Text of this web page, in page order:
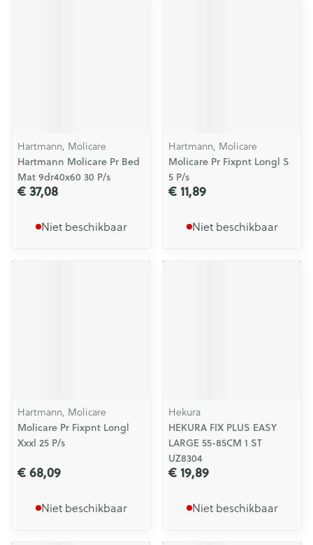
Hartmann, Molicare
Hartmann Molicare Pr Bed
Mat 9dr40x60 30 P/s
€ 37,08
Niet beschikbaar
Hartmann, Molicare
Molicare Pr Fixpnt Longl S
5 P/s
€ 11,89
Niet beschikbaar
Hartmann, Molicare
Molicare Pr Fixpnt Longl
Xxxl 25 P/s
€ 68,09
Niet beschikbaar
Hekura
HEKURA FIX PLUS EASY
LARGE 55-85CM 1 ST
UZ8304
€ 19,89
Niet beschikbaar